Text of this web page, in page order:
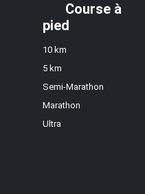
Course à
pied
10 km
5 km
Semi-Marathon
Marathon
Ultra